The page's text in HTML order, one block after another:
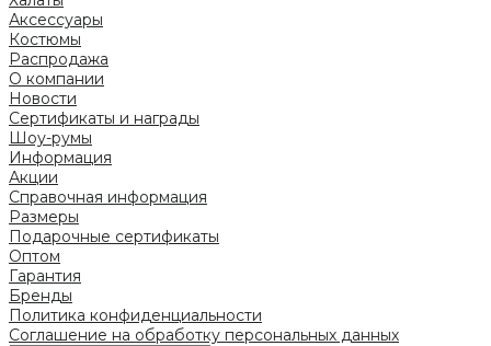
Аксессуары
Костюмы
Распродажа
О компании
Новости
Сертификаты и награды
Шоу-румы
Информация
Акции
Справочная информация
Размеры
Подарочные сертификаты
Оптом
Гарантия
Бренды
Политика конфиденциальности
Соглашение на обработку персональных данных